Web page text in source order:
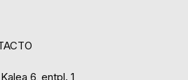
6, entpl. 1